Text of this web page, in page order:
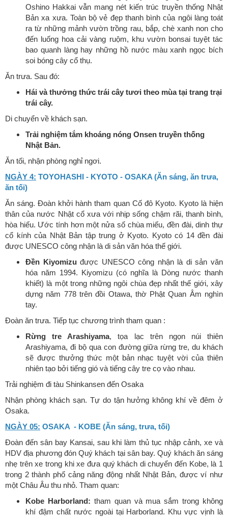
Oshino Hakkai vẫn mang nét kiến trúc truyền thống Nhật
Bản xa xưa. Toàn bộ vẻ đẹp thanh bình của ngôi làng toát
ra từ những mảnh vườn trồng rau, bắp, chè xanh non cho
đến luống hoa cải vàng ruộm, khu vườn bonsai tuyệt tác
bao quanh làng hay những hồ nước màu xanh ngọc bích
soi bóng cây cổ thụ.
Ăn trưa. Sau đó:
Hái và thưởng thức trái cây tươi theo mùa tại trang trại
trái cây.
Di chuyển về khách sạn.
Trải nghiệm tắm khoáng nóng Onsen truyền thống
Nhật Bản.
Ăn tối, nhận phòng nghỉ ngơi.
NGÀY 4: TOYOHASHI - KYOTO - OSAKA (Ăn sáng, ăn trưa,
ăn tối)
Ăn sáng. Đoàn khởi hành tham quan Cố đô Kyoto. Kyoto là hiện
thân của nước Nhật cổ xưa với nhịp sống chậm rãi, thanh bình,
hòa hiếu. Ước tính hơn một nửa số chùa miếu, đền đài, dinh thự
cổ kính của Nhật Bản tập trung ở Kyoto. Kyoto có 14 đền đài
được UNESCO công nhận là di sản văn hóa thế giới.
Đền Kiyomizuđược UNESCO công nhận là di sản văn
hóa năm 1994. Kiyomizu (có nghĩa là Dòng nước thanh
khiết) là một trong những ngôi chùa đẹp nhất thế giới, xây
dựng năm 778 trên đồi Otawa, thờ Phật Quan Âm nghìn
tay.
Đoàn ăn trưa. Tiếp tục chương trình tham quan :
Rừng tre Arashiyama, tọa lạc trên ngọn núi thiên
Arashiyama, đi bộ qua con đường giữa rừng tre, du khách
sẽ được thưởng thức một bản nhạc tuyệt vời của thiên
nhiên tạo bởi tiếng gió và tiếng cây tre cọ vào nhau.
Trải nghiệm đi tàu Shinkansen đến Osaka
Nhận phòng khách sạn. Tự do tận hưởng không khí về đêm ở
Osaka.
NGÀY 05: OSAKA - KOBE (Ăn sáng, trưa, tối)
Đoàn đến sân bay Kansai, sau khi làm thủ tục nhập cảnh, xe và
HDV địa phương đón Quý khách tại sân bay. Quý khách ăn sáng
nhẹ trên xe trong khi xe đưa quý khách di chuyển đến Kobe, là 1
trong 2 thành phố cảng năng động nhất Nhật Bản, được ví như
một Châu Âu thu nhỏ. Tham quan:
Kobe Harborland: tham quan và mua sắm trong không
khí đậm chất nước ngoài tại Harborland. Khu vực vịnh là